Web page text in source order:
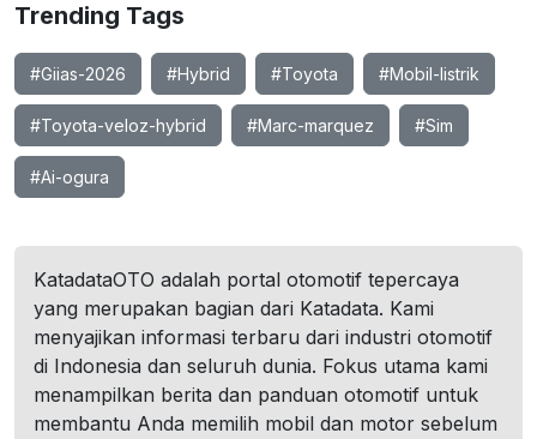
Trending Tags
#Giias-2026 #Hybrid #Toyota #Mobil-listrik
#Toyota-veloz-hybrid #Marc-marquez #Sim
#Ai-ogura
KatadataOTO adalah portal otomotif tepercaya
yang merupakan bagian dari Katadata. Kami
menyajikan informasi terbaru dari industri otomotif
di Indonesia dan seluruh dunia. Fokus utama kami
menampilkan berita dan panduan otomotif untuk
membantu Anda memilih mobil dan motor sebelum